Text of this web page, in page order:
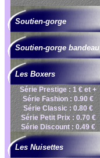
Soutien-gorge
Soutien-gorge bandeau
Les Boxers
Série Prestige : 1 € et +
Série Fashion : 0.90 €
Série Classic : 0.80 €
Série Petit Prix : 0.70 €
Série Discount : 0.49 €
Les Nuisettes